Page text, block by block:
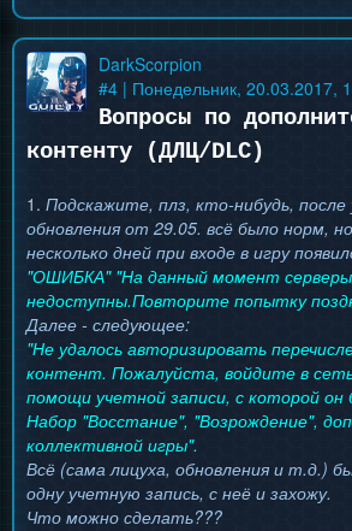
DarkScorpion
#4 | Понедельник, 20.03.2017,
Вопросы по
контенту (ДЛЦ/DLC)
1. Подскажите, плз, кто-нибудь, после
обновления от 29.05. всё было норм,
несколько дней при входе в игру
"ОШИБКА" "На данный момент серверы
недоступны.Повторите попытку
Далее - следующее:
"Не удалось авторизировать
контент. Пожалуйста, войдите в
помощи учетной записи, с которой он
Набор "Восстание", "Возрождение",
коллективной игры".
Всё (сама лицуха, обновления и т.д.)
одну учетную запись, с неё и захожу.
Что можно сделать???